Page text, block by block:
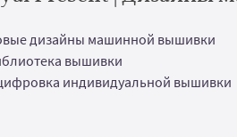
дизайны машинной вышивки
вышивки
индивидуальной вышивки